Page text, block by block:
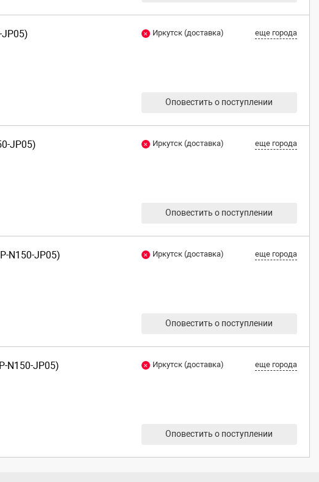
Иркутск (доставка) еще города
Оповестить о поступлении
JP05) Иркутск (доставка) еще города
Оповестить о поступлении
N150-JP05) Иркутск (доставка) еще города
Оповестить о поступлении
N150-JP05) Иркутск (доставка) еще города
Оповестить о поступлении